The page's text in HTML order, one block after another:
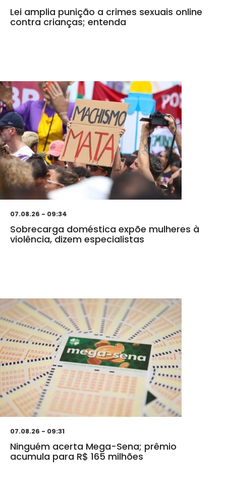
Lei amplia punição a crimes sexuais online
contra crianças; entenda
07.08.26 - 09:34
Sobrecarga doméstica expõe mulheres à
violência, dizem especialistas
07.08.26 - 09:31
Ninguém acerta Mega-Sena; prêmio
acumula para R$ 165 milhões